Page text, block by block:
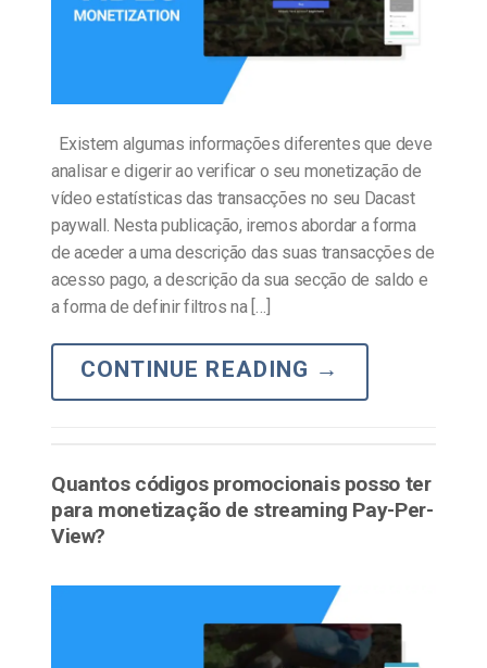
Existem algumas informações diferentes que deve
analisar e digerir ao verificar o seu monetização de
vídeo estatísticas das transacções no seu Dacast
paywall. Nesta publicação, iremos abordar a forma
de aceder a uma descrição das suas transacções de
acesso pago, a descrição da sua secção de saldo e
a forma de definir filtros na […]
CONTINUE READING →
Quantos códigos promocionais posso ter
para monetização de streaming Pay-Per-
View?